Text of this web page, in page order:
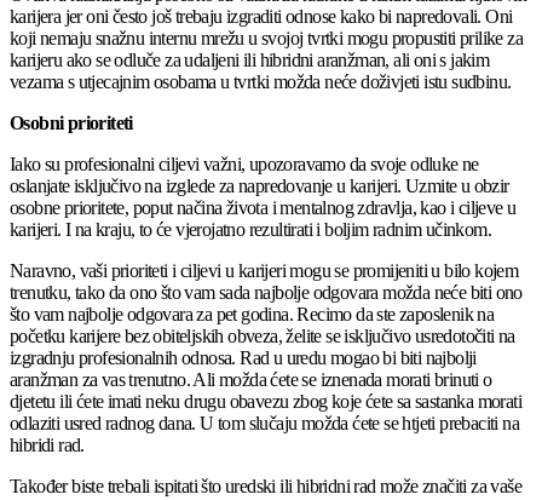
karijera jer oni često još trebaju izgraditi odnose kako bi napredovali. Oni
koji nemaju snažnu internu mrežu u svojoj tvrtki mogu propustiti prilike za
karijeru ako se odluče za udaljeni ili hibridni aranžman, ali oni s jakim
vezama s utjecajnim osobama u tvrtki možda neće doživjeti istu sudbinu.
Osobni prioriteti
Iako su profesionalni ciljevi važni, upozoravamo da svoje odluke ne
oslanjate isključivo na izglede za napredovanje u karijeri. Uzmite u obzir
osobne prioritete, poput načina života i mentalnog zdravlja, kao i ciljeve u
karijeri. I na kraju, to će vjerojatno rezultirati i boljim radnim učinkom.
Naravno, vaši prioriteti i ciljevi u karijeri mogu se promijeniti u bilo kojem
trenutku, tako da ono što vam sada najbolje odgovara možda neće biti ono
što vam najbolje odgovara za pet godina. Recimo da ste zaposlenik na
početku karijere bez obiteljskih obveza, želite se isključivo usredotočiti na
izgradnju profesionalnih odnosa. Rad u uredu mogao bi biti najbolji
aranžman za vas trenutno. Ali možda ćete se iznenada morati brinuti o
djetetu ili ćete imati neku drugu obavezu zbog koje ćete sa sastanka morati
odlaziti usred radnog dana. U tom slučaju možda ćete se htjeti prebaciti na
hibridi rad.
Također biste trebali ispitati što uredski ili hibridni rad može značiti za vaše